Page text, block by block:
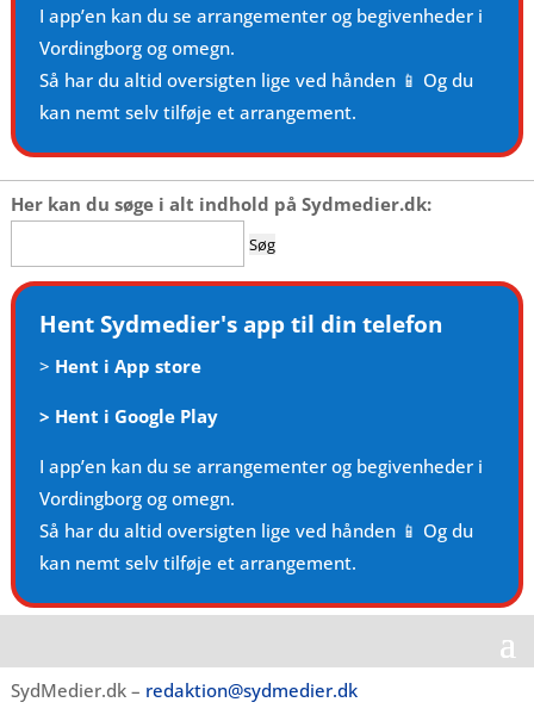
I app’en kan du se arrangementer og begivenheder i
Vordingborg og omegn.
Så har du altid oversigten lige ved hånden 📱 Og du
kan nemt selv tilføje et arrangement.
Her kan du søge i alt indhold på Sydmedier.dk:
efter:
Hent Sydmedier's app til din telefon
> Hent i App store
> Hent i Google Play
I app’en kan du se arrangementer og begivenheder i
Vordingborg og omegn.
Så har du altid oversigten lige ved hånden 📱 Og du
kan nemt selv tilføje et arrangement.
SydMedier.dk – redaktion@sydmedier.dk